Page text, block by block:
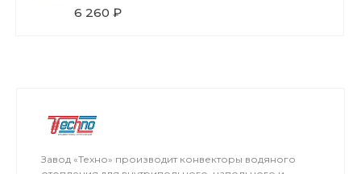
6 260 ₽
Завод «Техно» производит конвекторы водяного